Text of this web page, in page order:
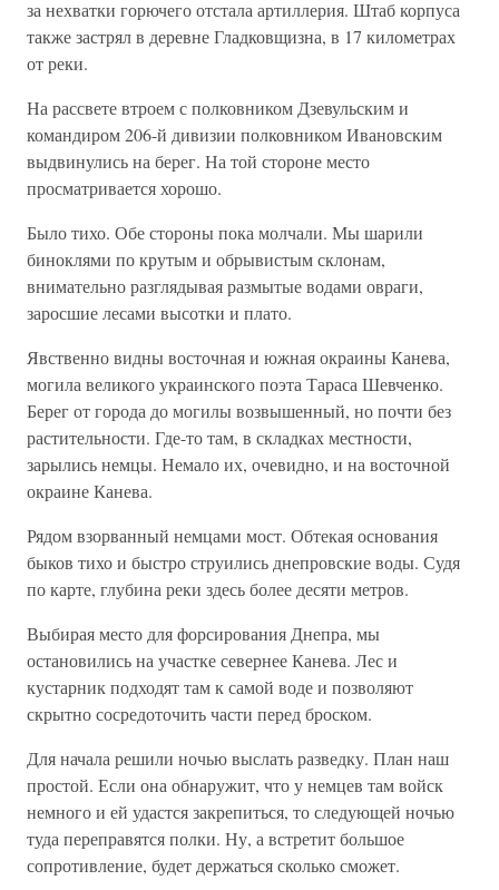
за нехватки горючего отстала артиллерия. Штаб корпуса
также застрял в деревне Гладковщизна, в 17 километрах
от реки.
На рассвете втроем с полковником Дзевульским и
командиром 206-й дивизии полковником Ивановским
выдвинулись на берег. На той стороне место
просматривается хорошо.
Было тихо. Обе стороны пока молчали. Мы шарили
биноклями по крутым и обрывистым склонам,
внимательно разглядывая размытые водами овраги,
заросшие лесами высотки и плато.
Явственно видны восточная и южная окраины Канева,
могила великого украинского поэта Тараса Шевченко.
Берег от города до могилы возвышенный, но почти без
растительности. Где-то там, в складках местности,
зарылись немцы. Немало их, очевидно, и на восточной
окраине Канева.
Рядом взорванный немцами мост. Обтекая основания
быков тихо и быстро струились днепровские воды. Судя
по карте, глубина реки здесь более десяти метров.
Выбирая место для форсирования Днепра, мы
остановились на участке севернее Канева. Лес и
кустарник подходят там к самой воде и позволяют
скрытно сосредоточить части перед броском.
Для начала решили ночью выслать разведку. План наш
простой. Если она обнаружит, что у немцев там войск
немного и ей удастся закрепиться, то следующей ночью
туда переправятся полки. Ну, а встретит большое
сопротивление, будет держаться сколько сможет.